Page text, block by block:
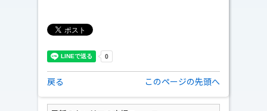
戻る このページの先頭へ